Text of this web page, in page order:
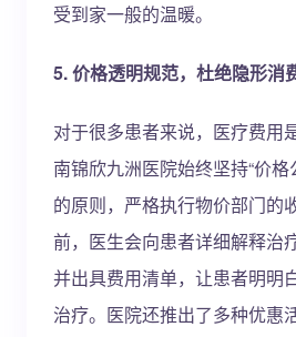
受到家一般的温暖。
5. 价格透明规范，杜绝隐形消
对于很多患者来说，医疗费用
南锦欣九洲医院始终坚持“价
的原则，严格执行物价部门的
前，医生会向患者详细解释治
并出具费用清单，让患者明明
治疗。医院还推出了多种优惠